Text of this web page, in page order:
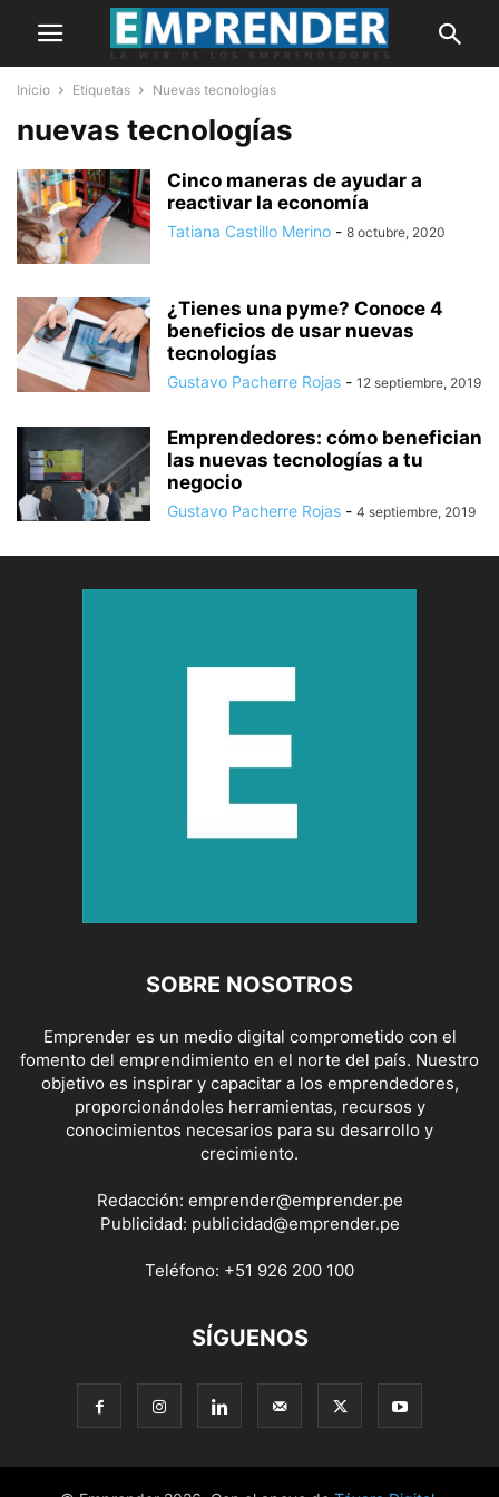
Inicio Etiquetas Nuevas tecnologías
nuevas tecnologías
Cinco maneras de ayudar a
reactivar la economía
Tatiana Castillo Merino - 8 octubre, 2020
¿Tienes una pyme? Conoce 4
beneficios de usar nuevas
tecnologías
Gustavo Pacherre Rojas - 12 septiembre, 2019
Emprendedores: cómo benefician
las nuevas tecnologías a tu
negocio
Gustavo Pacherre Rojas - 4 septiembre, 2019
SOBRE NOSOTROS
Emprender es un medio digital comprometido con el
fomento del emprendimiento en el norte del país. Nuestro
objetivo es inspirar y capacitar a los emprendedores,
proporcionándoles herramientas, recursos y
conocimientos necesarios para su desarrollo y
crecimiento.
Redacción: emprender@emprender.pe
Publicidad: publicidad@emprender.pe
Teléfono: +51 926 200 100
SÍGUENOS